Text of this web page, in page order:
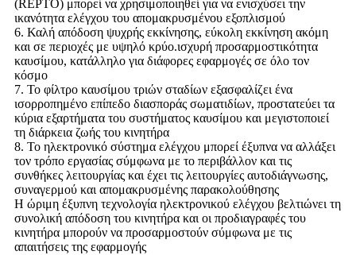
(REPTO) μπορεί να χρησιμοποιηθεί για να ενισχύσει την
ικανότητα ελέγχου του απομακρυσμένου εξοπλισμού
6. Καλή απόδοση ψυχρής εκκίνησης, εύκολη εκκίνηση ακόμη
και σε περιοχές με υψηλό κρύο.ισχυρή προσαρμοστικότητα
καυσίμου, κατάλληλο για διάφορες εφαρμογές σε όλο τον
κόσμο
7. Το φίλτρο καυσίμου τριών σταδίων εξασφαλίζει ένα
ισορροπημένο επίπεδο διασποράς σωματιδίων, προστατεύει τα
κύρια εξαρτήματα του συστήματος καυσίμου και μεγιστοποιεί
τη διάρκεια ζωής του κινητήρα
8. Το ηλεκτρονικό σύστημα ελέγχου μπορεί έξυπνα να αλλάξει
τον τρόπο εργασίας σύμφωνα με το περιβάλλον και τις
συνθήκες λειτουργίας και έχει τις λειτουργίες αυτοδιάγνωσης,
συναγερμού και απομακρυσμένης παρακολούθησης
Η ώριμη έξυπνη τεχνολογία ηλεκτρονικού ελέγχου βελτιώνει τη
συνολική απόδοση του κινητήρα και οι προδιαγραφές του
κινητήρα μπορούν να προσαρμοστούν σύμφωνα με τις
απαιτήσεις της εφαρμογής